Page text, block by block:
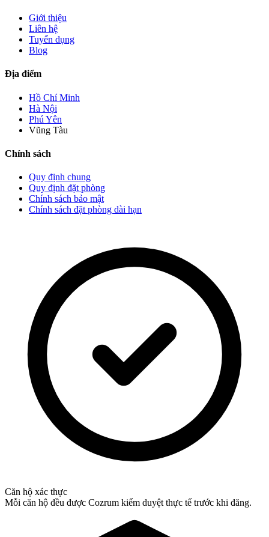
Giới thiệu
Liên hệ
Tuyển dụng
Blog
Địa điểm
Hồ Chí Minh
Hà Nội
Phú Yên
Vũng Tàu
Chính sách
Quy định chung
Quy định đặt phòng
Chính sách bảo mật
Chính sách đặt phòng dài hạn
Căn hộ xác thực
Mỗi căn hộ đều được Cozrum kiểm duyệt thực tế trước khi đăng.